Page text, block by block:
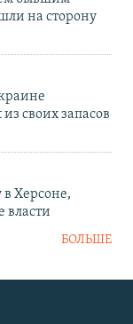
на сторону
своих запасов
Херсоне,
власти
БОЛЬШЕ